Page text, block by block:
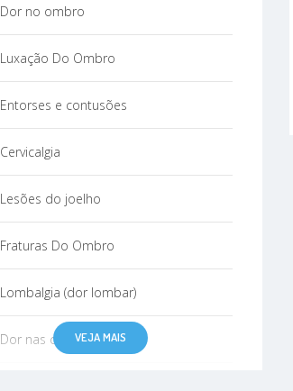
Dor no ombro
Luxação Do Ombro
Entorses e contusões
Cervicalgia
Lesões do joelho
Fraturas Do Ombro
Lombalgia (dor lombar)
Dor nas costasVEJA MAIS